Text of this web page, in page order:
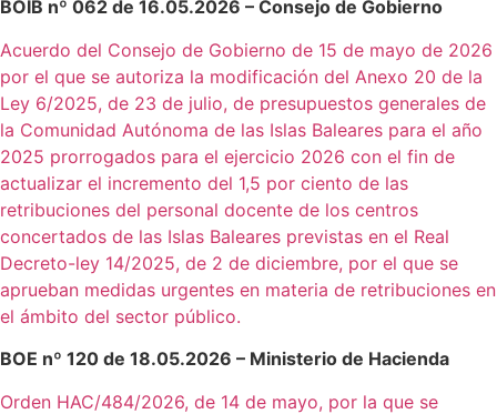
BOIB nº 062 de 16.05.2026 – Consejo de Gobierno
Acuerdo del Consejo de Gobierno de 15 de mayo de 2026
por el que se autoriza la modificación del Anexo 20 de la
Ley 6/2025, de 23 de julio, de presupuestos generales de
la Comunidad Autónoma de las Islas Baleares para el año
2025 prorrogados para el ejercicio 2026 con el fin de
actualizar el incremento del 1,5 por ciento de las
retribuciones del personal docente de los centros
concertados de las Islas Baleares previstas en el Real
Decreto-ley 14/2025, de 2 de diciembre, por el que se
aprueban medidas urgentes en materia de retribuciones en
el ámbito del sector público.
BOE nº 120 de 18.05.2026 – Ministerio de Hacienda
Orden HAC/484/2026, de 14 de mayo, por la que se